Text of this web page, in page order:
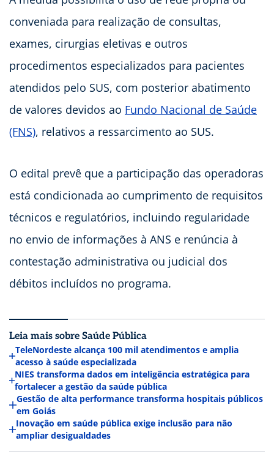
conveniada para realização de consultas,
exames, cirurgias eletivas e outros
procedimentos especializados para pacientes
atendidos pelo SUS, com posterior abatimento
de valores devidos ao Fundo Nacional de Saúde
(FNS), relativos a ressarcimento ao SUS.
O edital prevê que a participação das operadoras
está condicionada ao cumprimento de requisitos
técnicos e regulatórios, incluindo regularidade
no envio de informações à ANS e renúncia à
contestação administrativa ou judicial dos
débitos incluídos no programa.
Leia mais sobre Saúde Pública
TeleNordeste alcança 100 mil atendimentos e amplia
acesso à saúde especializada
NIES transforma dados em inteligência estratégica para
fortalecer a gestão da saúde pública
Gestão de alta performance transforma hospitais públicos
em Goiás
Inovação em saúde pública exige inclusão para não
ampliar desigualdades